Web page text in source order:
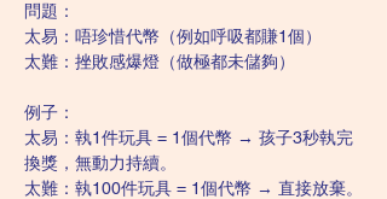
問題：
太易：唔珍惜代幣（例如呼吸都賺1個）
太難：挫敗感爆燈（做極都未儲夠）
例子：
太易：執1件玩具 = 1個代幣 → 孩子3秒執完
換獎，無動力持續。
太難：執100件玩具 = 1個代幣 → 直接放棄。